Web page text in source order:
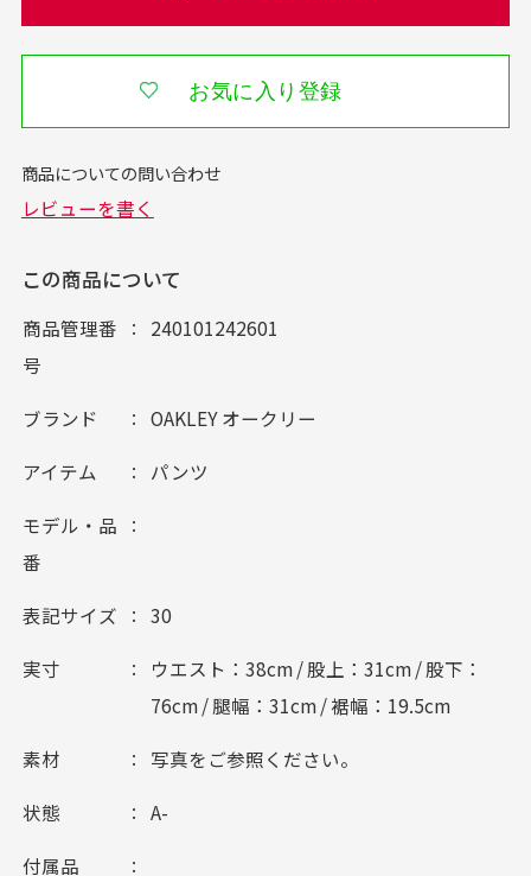
お気に入り登録
この商品について
商品管理番
号
240101242601
ブランド OAKLEY オークリー
アイテム パンツ
モデル・品
番
表記サイズ 30
実寸
ウエスト：38cm / 股上：31cm / 股下：
76cm / 腿幅：31cm / 裾幅：19.5cm
素材 写真をご参照ください。
状態 A-
付属品